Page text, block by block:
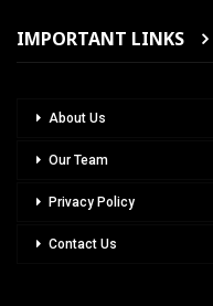
IMPORTANT LINKS
About Us
Our Team
Privacy Policy
Contact Us